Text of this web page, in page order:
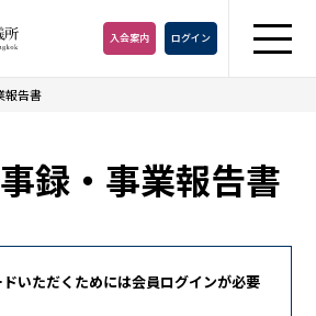
入会案内 ログイン
報告書
録・事業報告書
いただくためには会員ログインが必要